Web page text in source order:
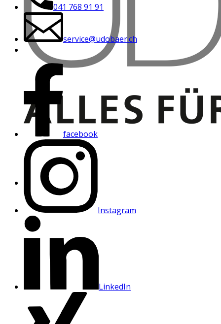
041 768 91 91
service@udobaer.ch
facebook
Instagram
LinkedIn